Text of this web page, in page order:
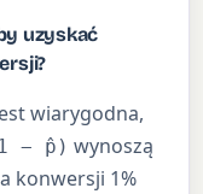
uzyskać
wiarygodna,
− p̂) wynoszą
konwersji 1%